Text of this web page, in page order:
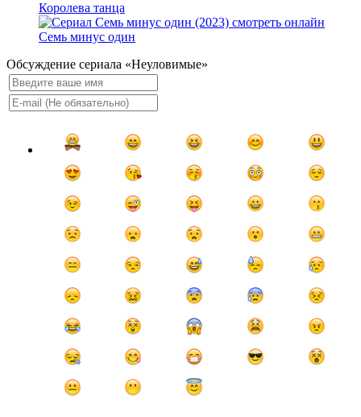
Королева танца
Семь минус один
Обсуждение сериала «Неуловимые»